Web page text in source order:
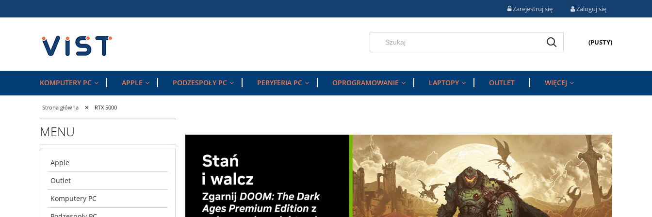
Zarejestruj się Zaloguj się
(PUSTY)
KOMPUTERY PC APPLE PODZESPOŁY PC PERYFERIA PC OPROGRAMOWANIE LAPTOPY OUTLET WIĘCEJ
Strona główna » RTX 5000
MENU
Apple
Outlet
Komputery PC